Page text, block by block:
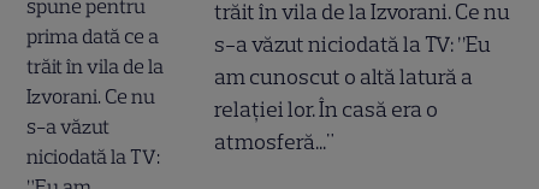
trăit în vila de la Izvorani. Ce nu
s-a văzut niciodată la TV: ”Eu
am cunoscut o altă latură a
relației lor. În casă era o
atmosferă..."